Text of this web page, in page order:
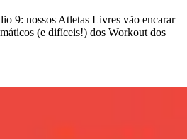
9: nossos Atletas Livres vão encarar
(e difíceis!) dos Workout dos